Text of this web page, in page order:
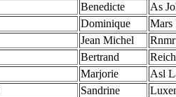
Benedicte
As
Dominique
Mars
Jean Michel
Bertrand
Marjorie
Asl
Sandrine